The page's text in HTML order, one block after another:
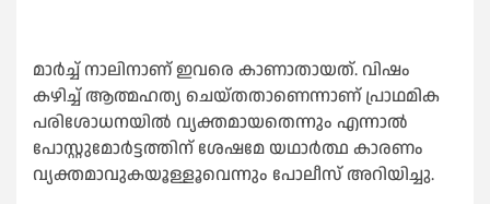
മാര്‍ച്ച് നാലിനാണ് ഇവരെ കാണാതായത്. വിഷം
കഴിച്ച് ആത്മഹത്യ ചെയ്തതാണെന്നാണ് പ്രാഥമിക
പരിശോധനയില്‍ വ്യക്തമായതെന്നും എന്നാല്‍
പോസ്റ്റുമോര്‍ട്ടത്തിന് ശേഷമേ യഥാര്‍ത്ഥ കാരണം
വ്യക്തമാവുകയൂള്ളൂവെന്നും പോലീസ് അറിയിച്ചു.